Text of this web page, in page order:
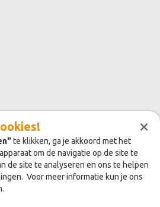
×
te klikken, ga je akkoord met het
om de navigatie op de site te
de site te analyseren en ons te helpen
Voor meer informatie kun je ons